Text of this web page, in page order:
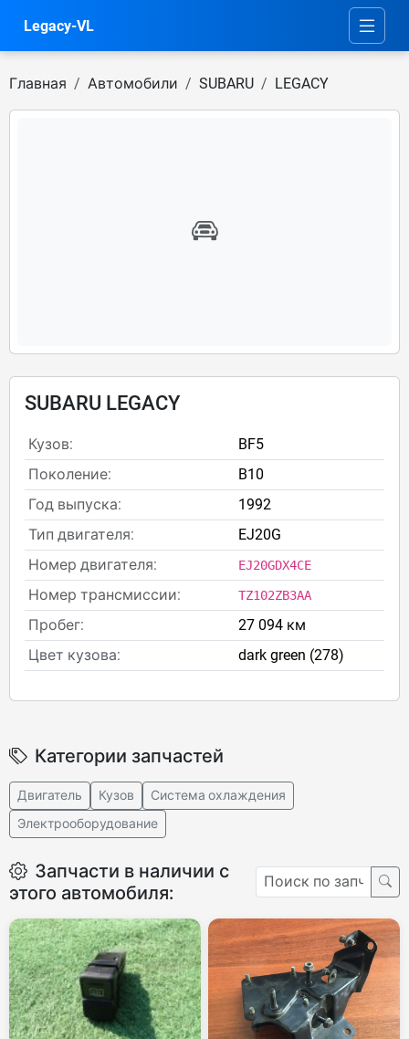
Legacy-VL
Главная Автомобили SUBARU LEGACY
SUBARU LEGACY
Кузов:
BF5
Поколение:
B10
Год выпуска:
1992
Тип двигателя:
EJ20G
Номер двигателя:
EJ20GDX4CE
Номер трансмиссии: TZ102ZB3AA
Пробег:
27 094 км
Цвет кузова:
dark green (278)
Категории запчастей
Двигатель Кузов
Система охлаждения
Электрооборудование
Запчасти в наличии с
этого автомобиля: